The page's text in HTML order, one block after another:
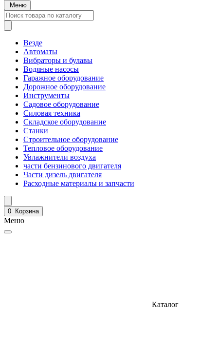
Меню
Везде
Автоматы
Вибраторы и булавы
Водяные насосы
Гаражное оборудование
Дорожное оборудование
Инструменты
Садовое оборудование
Силовая техника
Складское оборудование
Станки
Строительное оборудование
Тепловое оборудование
Увлажнители воздуха
части бензинового двигателя
Части дизель двигателя
Расходные материалы и запчасти
0 Корзина
Меню
Каталог